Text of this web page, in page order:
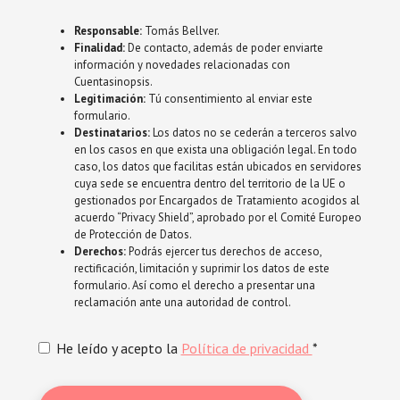
Responsable:Tomás Bellver.
Finalidad:De contacto, además de poder enviarte
información y novedades relacionadas con
Cuentasinopsis.
Legitimación:Tú consentimiento al enviar este
formulario.
Destinatarios:Los datos no se cederán a terceros salvo
en los casos en que exista una obligación legal. En todo
caso, los datos que facilitas están ubicados en servidores
cuya sede se encuentra dentro del territorio de la UE o
gestionados por Encargados de Tratamiento acogidos al
acuerdo “Privacy Shield”, aprobado por el Comité Europeo
de Protección de Datos.
Derechos:Podrás ejercer tus derechos de acceso,
rectificación, limitación y suprimir los datos de este
formulario. Así como el derecho a presentar una
reclamación ante una autoridad de control.
He leído y acepto la Política de privacidad *